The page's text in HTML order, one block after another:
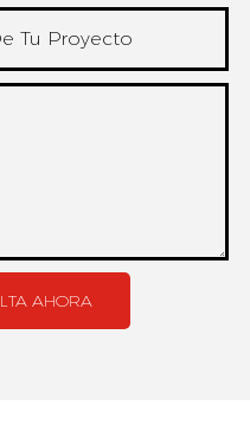
Tu Proyecto
AHORA